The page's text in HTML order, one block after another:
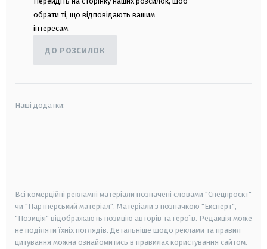
обрати ті, що відповідають вашим
інтересам.
ДО РОЗСИЛОК
Наші додатки:
Всі комерційні рекламні матеріали позначені словами "Спецпроєкт"
чи "Партнерський матеріал". Матеріали з позначкою "Експерт",
"Позиція" відображають позицію авторів та героїв. Редакція може
не поділяти їхніх поглядів. Детальніше щодо реклами та правил
цитування можна ознайомитись в правилах користування сайтом.